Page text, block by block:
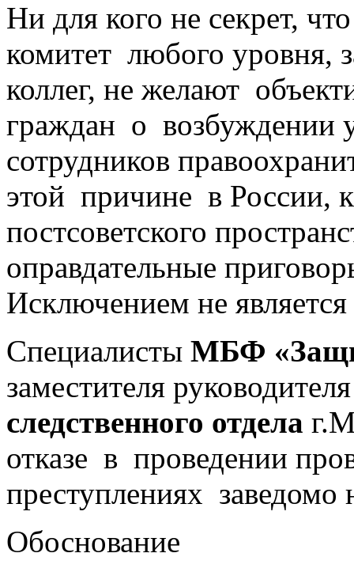
Ни для кого не секрет,
комитет любого уровня,
коллег, не желают
граждан о возбуждении
сотрудников
этой причине в России,
постсоветского
Исключением не
Специалисты МБФ
заместителя
следственного отдела
отказе в проведении
преступлениях заведомо
Обоснование